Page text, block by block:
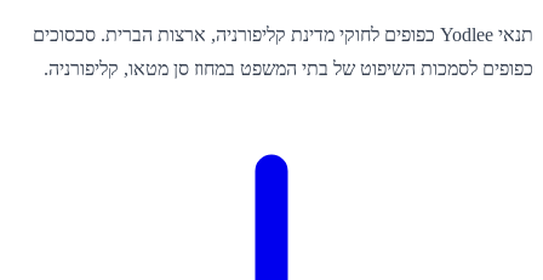
תנאי Yodlee כפופים לחוקי מדינת קליפורניה, ארצות הברית. סכסוכים
כפופים לסמכות השיפוט של בתי המשפט במחוז סן מטאו, קליפורניה.